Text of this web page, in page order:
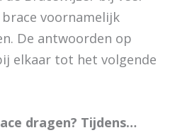
voornamelijk
De antwoorden op
elkaar tot het volgende
dragen? Tijdens…